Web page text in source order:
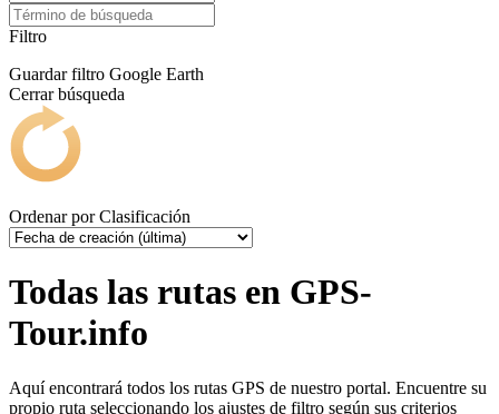
Filtro
Guardar filtro Google Earth
Cerrar búsqueda
Ordenar por Clasificación
Todas las rutas en GPS-
Tour.info
Aquí encontrará todos los rutas GPS de nuestro portal. Encuentre su
propio ruta seleccionando los ajustes de filtro según sus criterios